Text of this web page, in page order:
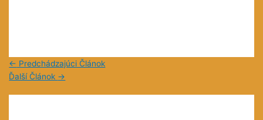
← Predchádzajúci Článok
Ďalší Článok →